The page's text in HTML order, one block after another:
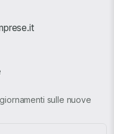
sulle nuove